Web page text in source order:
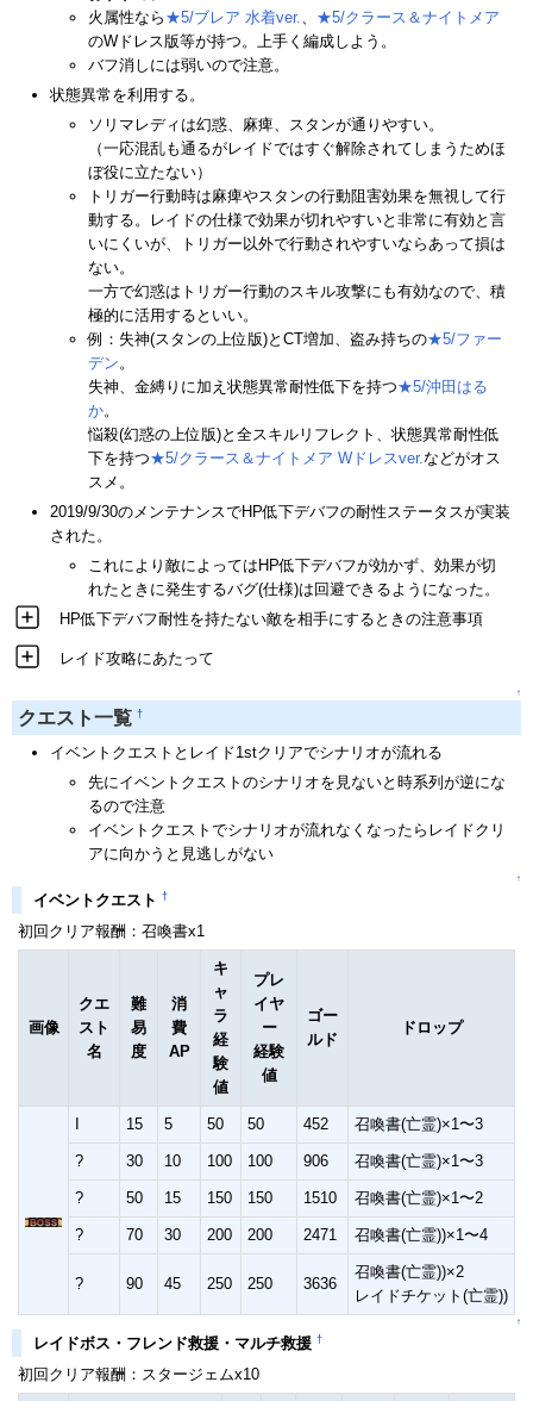
火属性なら ★5/ブレア 水着ver.
★5/クラース＆ナイトメア
のWドレス版等が持つ。上手く編成しよう。
バフ消しには弱いので注意。
状態異常を利用する。
ソリマレディは幻惑、麻痺、スタンが通りやすい。
（一応混乱も通るがレイドではすぐ解除されてしまうためほ
ぼ役に立たない）
トリガー行動時は麻痺やスタンの行動阻害効果を無視して行
動する。レイドの仕様で効果が切れやすいと非常に有効と言
いにくいが、トリガー以外で行動されやすいならあって損は
ない。
一方で幻惑はトリガー行動のスキル攻撃にも有効なので、積
極的に活用するといい。
例：失神(スタンの上位版)とCT増加、盗み持ちの★5/ファー
デン 。
失神、金縛りに加え状態異常耐性低下を持つ★5/沖田はる
か。
悩殺(幻惑の上位版)と全スキルリフレクト、状態異常耐性低
下を持つ★5/クラース＆ナイトメア Wドレスver. などがオス
スメ。
2019/9/30のメンテナンスでHP低下デバフの耐性ステータスが実装
された。
これにより敵によってはHP低下デバフが効かず、効果が切
れたときに発生するバグ(仕様)は回避できるようになった。
HP低下デバフ耐性を持たない敵を相手にするときの注意事項
レイド攻略にあたって
↑
クエスト一覧 †
イベントクエストとレイド1stクリアでシナリオが流れる
先にイベントクエストのシナリオを見ないと時系列が逆にな
るので注意
イベントクエストでシナリオが流れなくなったらレイドクリ
アに向かうと見逃しがない
↑
イベントクエスト †
初回クリア報酬：召喚書x1
画像
クエ
スト
名
難
易
度
消
費
AP
キ
ャ
ラ
経
験
値
プレ
イヤ
ー
経験
値
ゴー
ルド
ドロップ
15 5 50 50 452 召喚書(亡霊)×1〜3
? 30 10 100 100 906 召喚書(亡霊)×1〜3
? 50 15 150 150 1510 召喚書(亡霊)×1〜2
? 70 30 200 200 2471 召喚書(亡霊))×1〜4
? 90 45 250 250 3636
召喚書(亡霊))×2
レイドチケット(亡霊))
↑
レイドボス・フレンド救援・マルチ救援 †
初回クリア報酬：スタージェムx10